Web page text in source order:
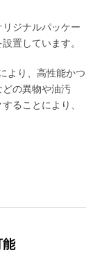
ジナルパッケー
置しています。
より、高性能かつ
の異物や油汚
ることにより、
能